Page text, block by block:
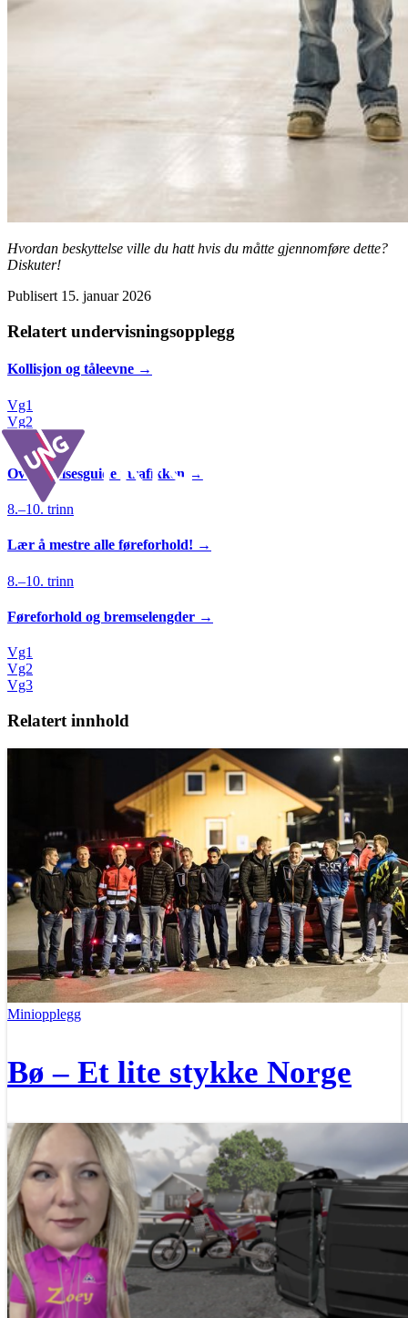
Hvordan beskyttelse ville du hatt hvis du måtte gjennomføre dette?
Diskuter!
Publisert 15. januar 2026
Relatert undervisningsopplegg
Kollisjon og tåleevne →
Vg1
Vg2
Overlevelses­guide i trafikken →
8.–10. trinn
Lær å mestre alle føreforhold! →
8.–10. trinn
Føreforhold og bremselengder →
Vg1
Vg2
Vg3
Relatert innhold
Miniopplegg
Bø – Et lite stykke Norge